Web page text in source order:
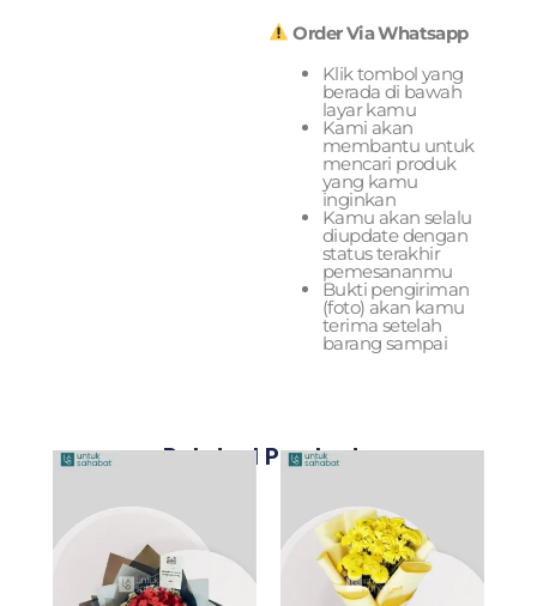
Order Via Whatsapp
Klik tombol yang
berada di bawah
layar kamu
Kami akan
membantu untuk
mencari produk
yang kamu
inginkan
Kamu akan selalu
diupdate dengan
status terakhir
pemesananmu
Bukti pengiriman
(foto) akan kamu
terima setelah
barang sampai
Related Products